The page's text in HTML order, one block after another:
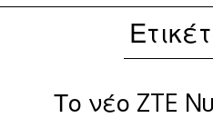
Το νέο ZTE